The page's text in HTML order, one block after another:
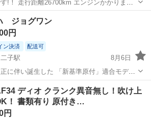
!！ 走行距離26700km エンジンかかりま
ヤマハ
ジョグワン
円
ン決済 配送可
子駅
8月6日
に伴い誕生した 「新基準原付」適合モデ
スに、 最高出力を4.0kW以下に制御。 これ
クと同様に普通自動車免許や 原動機付自転
ヤマハ
ディオ クランク異音無し！吹け上
！ 書類有り 原付き…
円